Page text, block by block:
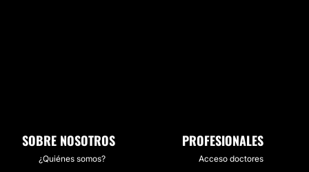
SOBRE NOSOTROS
¿Quiénes somos?
PROFESIONALES
Acceso doctores